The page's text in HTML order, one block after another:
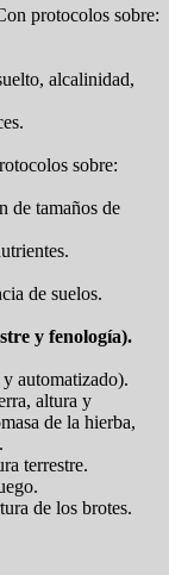
protocolos sobre:
alcalinidad,
sobre:
de tamaños de
de suelos.
y fenología).
automatizado).
altura y
de la hierba,
terrestre.
de los brotes.